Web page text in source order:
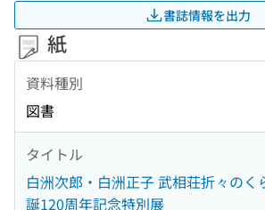
書誌情報を出力
紙
資料種別
図書
タイトル
白洲次郎・白洲正子 武相荘折々のく
誕120周年記念特別展